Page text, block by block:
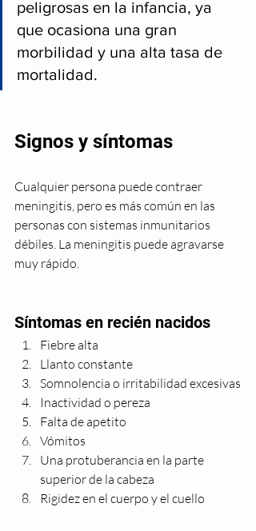
peligrosas en la infancia, ya
que ocasiona una gran
morbilidad y una alta tasa de
mortalidad.
Signos y síntomas
Cualquier persona puede contraer
meningitis, pero es más común en las
personas con sistemas inmunitarios
débiles. La meningitis puede agravarse
muy rápido.
Síntomas en recién nacidos
Fiebre alta
Llanto constante
Somnolencia o irritabilidad excesivas
Inactividad o pereza
Falta de apetito
Vómitos
Una protuberancia en la parte
superior de la cabeza
Rigidez en el cuerpo y el cuello